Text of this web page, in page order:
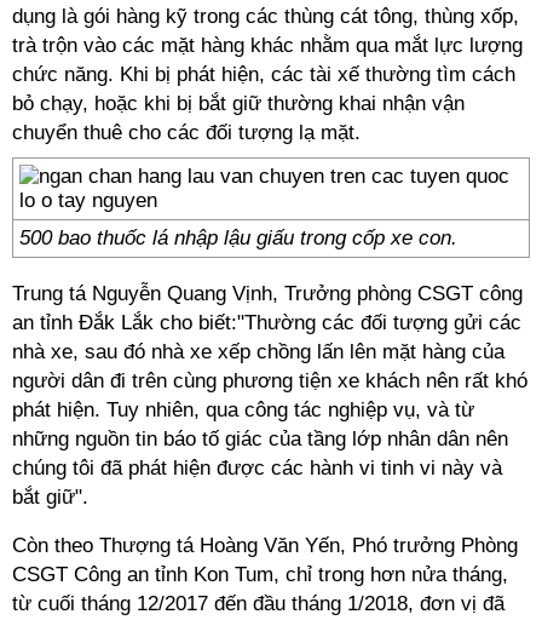
dụng là gói hàng kỹ trong các thùng cát tông, thùng xốp,
trà trộn vào các mặt hàng khác nhằm qua mắt lực lượng
chức năng. Khi bị phát hiện, các tài xế thường tìm cách
bỏ chạy, hoặc khi bị bắt giữ thường khai nhận vận
chuyển thuê cho các đối tượng lạ mặt.
500 bao thuốc lá nhập lậu giấu trong cốp xe con.
Trung tá Nguyễn Quang Vịnh, Trưởng phòng CSGT công
an tỉnh Đắk Lắk cho biết:"Thường các đối tượng gửi các
nhà xe, sau đó nhà xe xếp chồng lấn lên mặt hàng của
người dân đi trên cùng phương tiện xe khách nên rất khó
phát hiện. Tuy nhiên, qua công tác nghiệp vụ, và từ
những nguồn tin báo tố giác của tầng lớp nhân dân nên
chúng tôi đã phát hiện được các hành vi tinh vi này và
bắt giữ".
Còn theo Thượng tá Hoàng Văn Yến, Phó trưởng Phòng
CSGT Công an tỉnh Kon Tum, chỉ trong hơn nửa tháng,
từ cuối tháng 12/2017 đến đầu tháng 1/2018, đơn vị đã